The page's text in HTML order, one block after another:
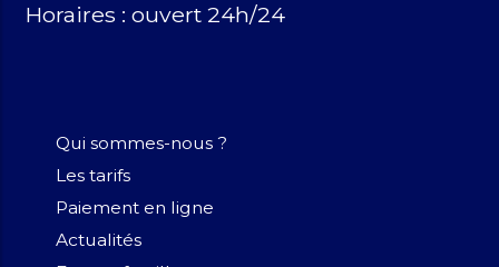
Horaires : ouvert 24h/24
Qui sommes-nous ?
Les tarifs
Paiement en ligne
Actualités